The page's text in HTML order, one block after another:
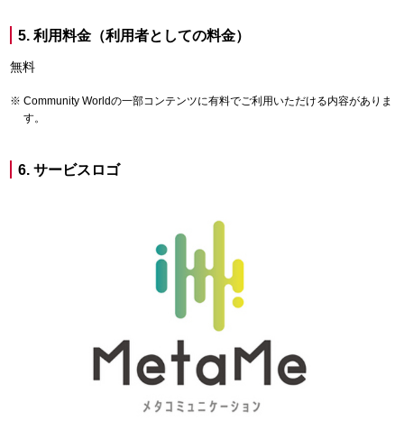
5. 利用料金（利用者としての料金）
無料
Community Worldの一部コンテンツに有料でご利用いただける内容がありま
す。
6. サービスロゴ